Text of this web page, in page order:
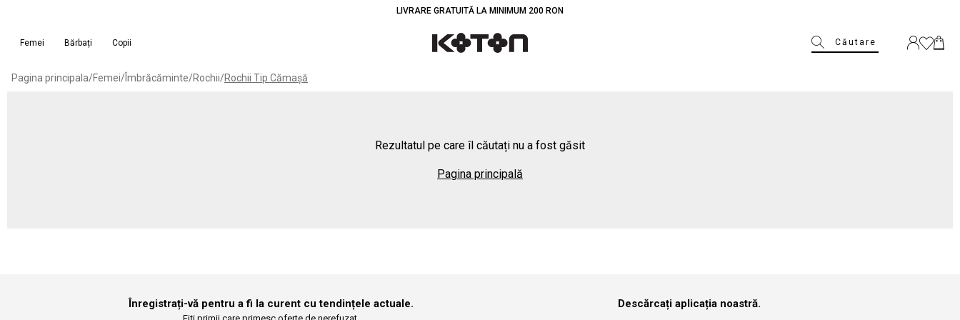
LIVRARE GRATUITĂ LA MINIMUM 200 RON
Căutare
Femei Bărbați Copii
Pagina principala/Femei/Îmbrăcăminte/Rochii/Rochii Tip Cămașă
Rezultatul pe care îl căutați nu a fost găsit
Pagina principală
Înregistrați-vă pentru a fi la curent cu tendințele actuale. Descărcați aplicația noastră.